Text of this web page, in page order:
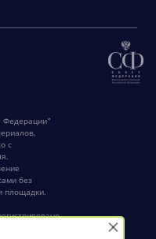
Федерации"
с
без
площадки.